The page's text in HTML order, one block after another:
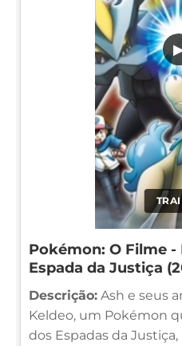
Pokémon: O Filme -
Espada da Justiça
Descrição: Ash e seus
Keldeo, um Pokémon
dos Espadas da